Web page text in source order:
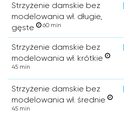
Strzyżenie damskie bez
modelowania wł. długie,
gęste
60 min
Strzyżenie damskie bez
modelowania wł. krótkie
45 min
Strzyżenie damskie bez
modelowania wł. średnie
45 min